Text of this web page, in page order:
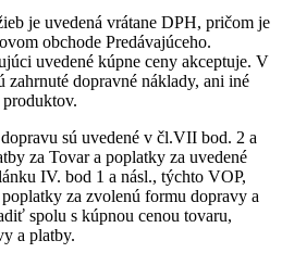
je uvedená vrátane DPH, pričom je
obchode Predávajúceho.
uvedené kúpne ceny akceptuje. V
zahrnuté dopravné náklady, ani iné
sú uvedené v čl.VII bod. 2 a
za Tovar a poplatky za uvedené
IV. bod 1 a násl., týchto VOP,
za zvolenú formu dopravy a
spolu s kúpnou cenou tovaru,
a platby.